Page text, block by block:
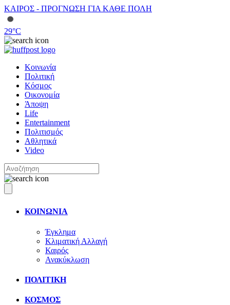
ΚΑΙΡΟΣ - ΠΡΟΓΝΩΣΗ ΓΙΑ ΚΑΘΕ ΠΟΛΗ
29°C
Κοινωνία
Πολιτική
Κόσμος
Οικονομία
Άποψη
Life
Entertainment
Πολιτισμός
Αθλητικά
Video
ΚΟΙΝΩΝΙΑ
Έγκλημα
Κλιματική Αλλαγή
Καιρός
Ανακύκλωση
ΠΟΛΙΤΙΚΗ
ΚΟΣΜΟΣ